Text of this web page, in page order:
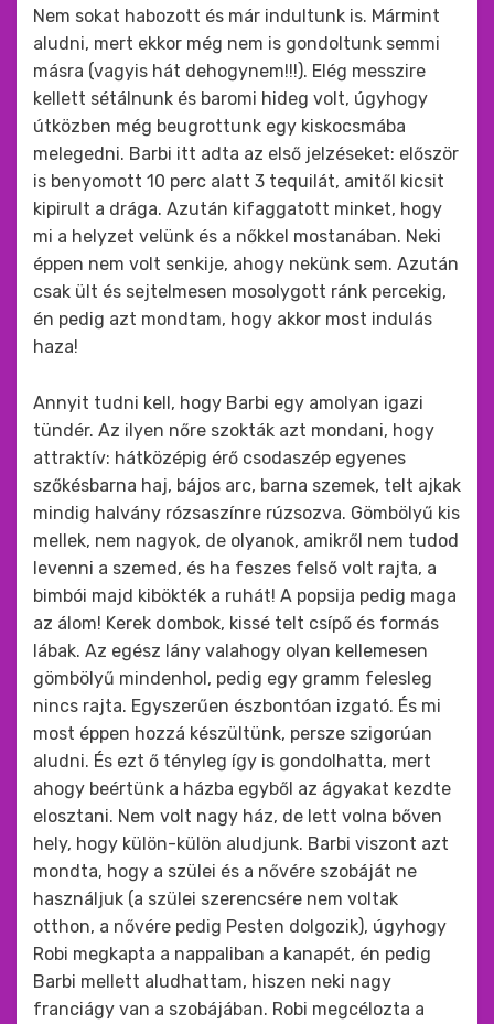
Nem sokat habozott és már indultunk is. Mármint
aludni, mert ekkor még nem is gondoltunk semmi
másra (vagyis hát dehogynem!!!). Elég messzire
kellett sétálnunk és baromi hideg volt, úgyhogy
útközben még beugrottunk egy kiskocsmába
melegedni. Barbi itt adta az első jelzéseket: először
is benyomott 10 perc alatt 3 tequilát, amitől kicsit
kipirult a drága. Azután kifaggatott minket, hogy
mi a helyzet velünk és a nőkkel mostanában. Neki
éppen nem volt senkije, ahogy nekünk sem. Azután
csak ült és sejtelmesen mosolygott ránk percekig,
én pedig azt mondtam, hogy akkor most indulás
haza!
Annyit tudni kell, hogy Barbi egy amolyan igazi
tündér. Az ilyen nőre szokták azt mondani, hogy
attraktív: hátközépig érő csodaszép egyenes
szőkésbarna haj, bájos arc, barna szemek, telt ajkak
mindig halvány rózsaszínre rúzsozva. Gömbölyű kis
mellek, nem nagyok, de olyanok, amikről nem tudod
levenni a szemed, és ha feszes felső volt rajta, a
bimbói majd kibökték a ruhát! A popsija pedig maga
az álom! Kerek dombok, kissé telt csípő és formás
lábak. Az egész lány valahogy olyan kellemesen
gömbölyű mindenhol, pedig egy gramm felesleg
nincs rajta. Egyszerűen észbontóan izgató. És mi
most éppen hozzá készültünk, persze szigorúan
aludni. És ezt ő tényleg így is gondolhatta, mert
ahogy beértünk a házba egyből az ágyakat kezdte
elosztani. Nem volt nagy ház, de lett volna bőven
hely, hogy külön-külön aludjunk. Barbi viszont azt
mondta, hogy a szülei és a nővére szobáját ne
használjuk (a szülei szerencsére nem voltak
otthon, a nővére pedig Pesten dolgozik), úgyhogy
Robi megkapta a nappaliban a kanapét, én pedig
Barbi mellett aludhattam, hiszen neki nagy
franciágy van a szobájában. Robi megcélozta a